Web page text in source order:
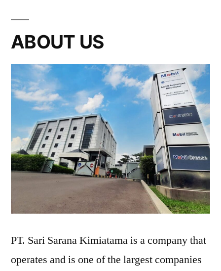
ABOUT US
PT. Sari Sarana Kimiatama is a company that
operates and is one of the largest companies